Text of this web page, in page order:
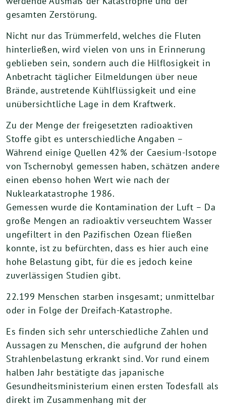
gesamten Zerstörung.
Nicht nur das Trümmerfeld, welches die Fluten
hinterließen, wird vielen von uns in Erinnerung
geblieben sein, sondern auch die Hilflosigkeit in
Anbetracht täglicher Eilmeldungen über neue
Brände, austretende Kühlflüssigkeit und eine
unübersichtliche Lage in dem Kraftwerk.
Zu der Menge der freigesetzten radioaktiven
Stoffe gibt es unterschiedliche Angaben –
Während einige Quellen 42% der Caesium-Isotope
von Tschernobyl gemessen haben, schätzen andere
einen ebenso hohen Wert wie nach der
Nuklearkatastrophe 1986.
Gemessen wurde die Kontamination der Luft – Da
große Mengen an radioaktiv verseuchtem Wasser
ungefiltert in den Pazifischen Ozean fließen
konnte, ist zu befürchten, dass es hier auch eine
hohe Belastung gibt, für die es jedoch keine
zuverlässigen Studien gibt.
22.199 Menschen starben insgesamt; unmittelbar
oder in Folge der Dreifach-Katastrophe.
Es finden sich sehr unterschiedliche Zahlen und
Aussagen zu Menschen, die aufgrund der hohen
Strahlenbelastung erkrankt sind. Vor rund einem
halben Jahr bestätigte das japanische
Gesundheitsministerium einen ersten Todesfall als
direkt im Zusammenhang mit der